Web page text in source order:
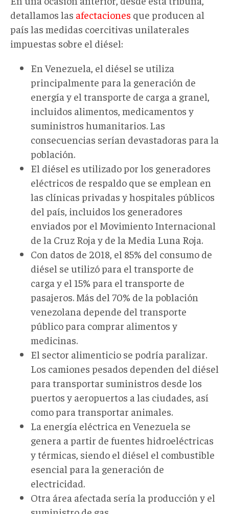
detallamos las afectaciones que producen al
país las medidas coercitivas unilaterales
impuestas sobre el diésel:
En Venezuela, el diésel se utiliza
principalmente para la generación de
energía y el transporte de carga a granel,
incluidos alimentos, medicamentos y
suministros humanitarios. Las
consecuencias serían devastadoras para la
población.
El diésel es utilizado por los generadores
eléctricos de respaldo que se emplean en
las clínicas privadas y hospitales públicos
del país, incluidos los generadores
enviados por el Movimiento Internacional
de la Cruz Roja y de la Media Luna Roja.
Con datos de 2018, el 85% del consumo de
diésel se utilizó para el transporte de
carga y el 15% para el transporte de
pasajeros. Más del 70% de la población
venezolana depende del transporte
público para comprar alimentos y
medicinas.
El sector alimenticio se podría paralizar.
Los camiones pesados dependen del diésel
para transportar suministros desde los
puertos y aeropuertos a las ciudades, así
como para transportar animales.
La energía eléctrica en Venezuela se
genera a partir de fuentes hidroeléctricas
y térmicas, siendo el diésel el combustible
esencial para la generación de
electricidad.
Otra área afectada sería la producción y el